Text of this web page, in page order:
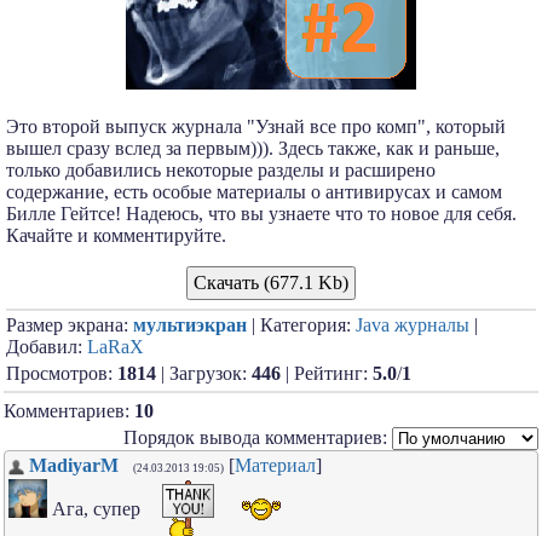
Это второй выпуск журнала "Узнай все про комп", который
вышел сразу вслед за первым))). Здесь также, как и раньше,
только добавились некоторые разделы и расширено
содержание, есть особые материалы о антивирусах и самом
Билле Гейтсе! Надеюсь, что вы узнаете что то новое для себя.
Качайте и комментируйте.
Скачать (677.1 Kb)
Размер экрана: мультиэкран | Категория: Java журналы |
Добавил: LaRaX
Просмотров: 1814 | Загрузок: 446 | Рейтинг: 5.0/1
Комментариев: 10
Порядок вывода комментариев:
MadiyarM
(24.03.2013 19:05) [Материал]
Ага, супер